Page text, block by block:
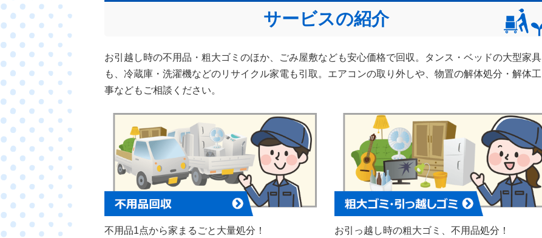
サービスの紹介
お引越し時の不用品・粗大ゴミのほか、ごみ屋敷なども安心価格で回収。タンス・ベッドの大型家具
も、冷蔵庫・洗濯機などのリサイクル家電も引取。エアコンの取り外しや、物置の解体処分・解体工
事などもご相談ください。
不用品1点から家まるごと大量処分！ お引っ越し時の粗大ゴミ、不用品処分！